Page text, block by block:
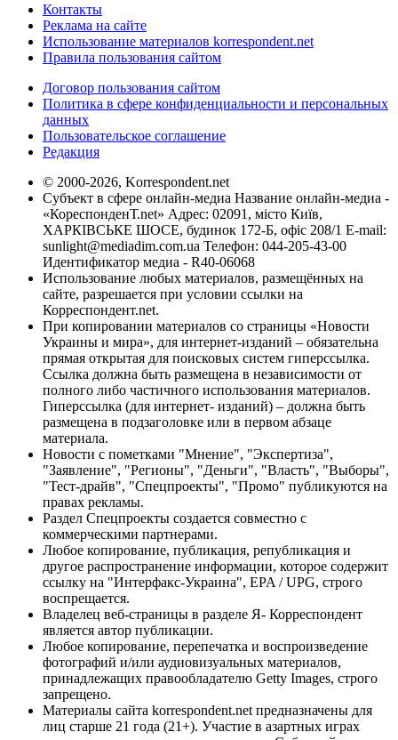
Контакты
Реклама на сайте
Использование материалов korrespondent.net
Правила пользования сайтом
Договор пользования сайтом
Политика в сфере конфиденциальности и персональных
данных
Пользовательское соглашение
Редакция
© 2000-2026, Korrespondent.net
Субъект в сфере онлайн-медиа Название онлайн-медиа -
«КореспонденТ.net» Адрес: 02091, місто Київ,
ХАРКІВСЬКЕ ШОСЕ, будинок 172-Б, офіс 208/1 E-mail:
sunlight@mediadim.com.ua Телефон: 044-205-43-00
Идентификатор медиа - R40-06068
Использование любых материалов, размещённых на
сайте, разрешается при условии ссылки на
Корреспондент.net.
При копировании материалов со страницы «Новости
Украины и мира», для интернет-изданий – обязательна
прямая открытая для поисковых систем гиперссылка.
Ссылка должна быть размещена в независимости от
полного либо частичного использования материалов.
Гиперссылка (для интернет- изданий) – должна быть
размещена в подзаголовке или в первом абзаце
материала.
Новости с пометками "Мнение", "Экспертиза",
"Заявление", "Регионы", "Деньги", "Власть", "Выборы",
"Тест-драйв", "Спецпроекты", "Промо" публикуются на
правах рекламы.
Раздел Спецпроекты создается совместно с
коммерческими партнерами.
Любое копирование, публикация, републикация и
другое распространение информации, которое содержит
ссылку на "Интерфакс-Украина", EPA / UPG, строго
воспрещается.
Владелец веб-страницы в разделе Я- Корреспондент
является автор публикации.
Любое копирование, перепечатка и воспроизведение
фотографий и/или аудиовизуальных материалов,
принадлежащих правообладателю Getty Images, строго
запрещено.
Материалы сайта korrespondent.net предназначены для
лиц старше 21 года (21+). Участие в азартных играх